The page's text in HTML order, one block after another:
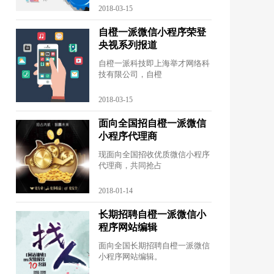
2018-03-15
自橙一派微信小程序荣登
央视系列报道
自橙一派科技即上海举才网络科
技有限公司，自橙
2018-03-15
面向全国招自橙一派微信
小程序代理商
现面向全国招收优质微信小程序
代理商，共同抢占
2018-01-14
长期招聘自橙一派微信小
程序网站编辑
面向全国长期招聘自橙一派微信
小程序网站编辑。